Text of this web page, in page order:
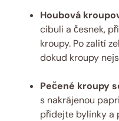
Houbová
cibuli a česnek,
kroupy. Po zalití
dokud kroupy
Pečené kroupy
s nakrájenou
přidejte bylinky a